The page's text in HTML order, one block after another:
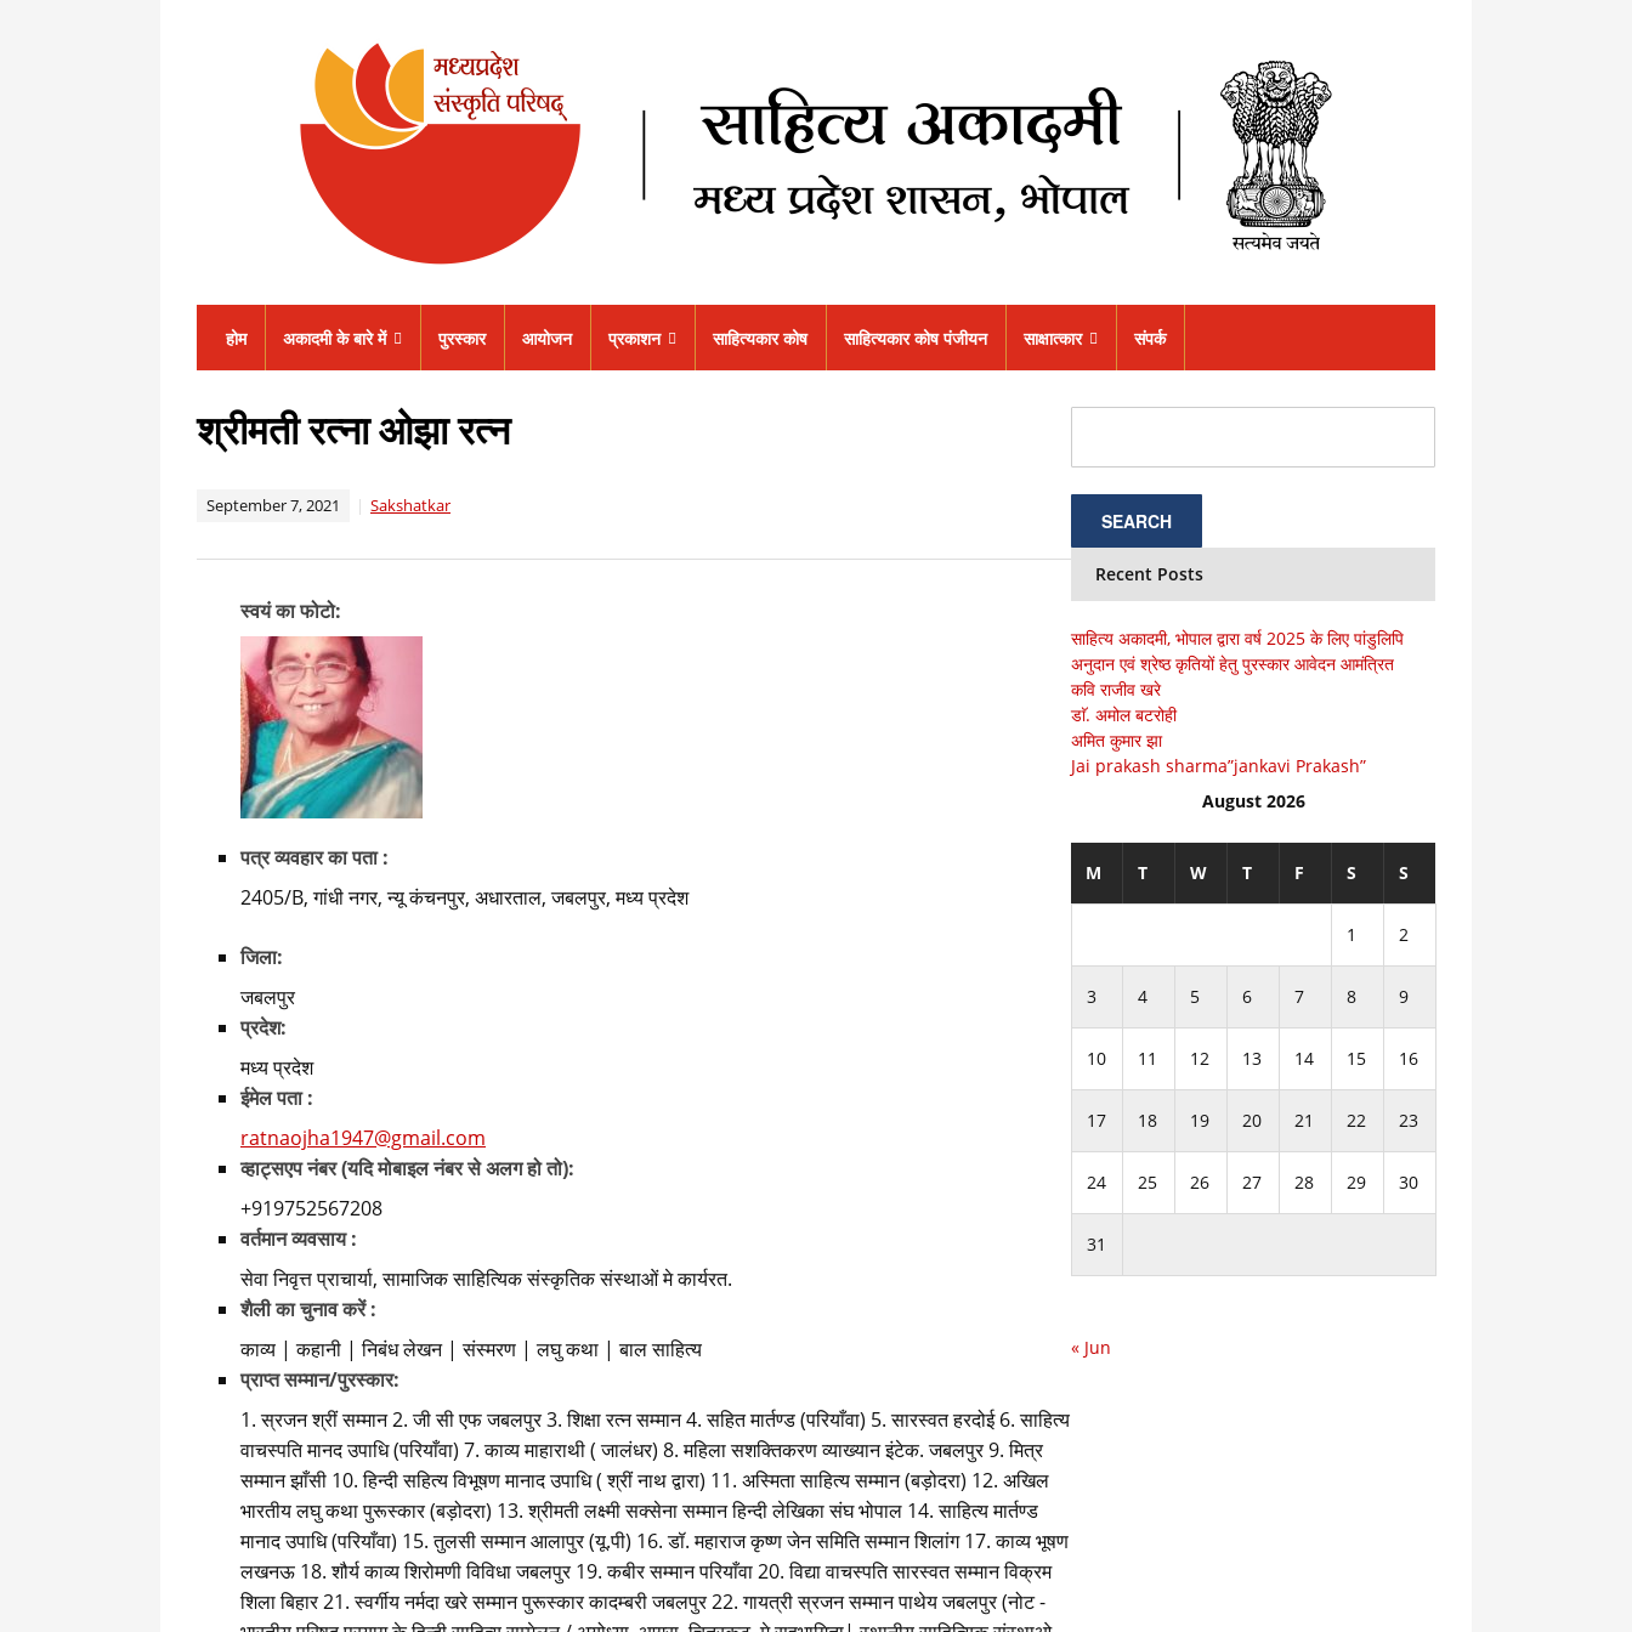
होम अकादमी के बारे में पुरस्कार आयोजन प्रकाशन साहित्यकार कोष साहित्यकार कोष पंजीयन साक्षात्कार संपर्क
श्रीमती रत्ना ओझा रत्न
September 7, 2021 Sakshatkar
स्वयं का फोटो:
पत्र व्यवहार का पता :
2405/B, गांधी नगर, न्यू कंचनपुर, अधारताल, जबलपुर, मध्य प्रदेश
जिला:
जबलपुर
प्रदेश:
मध्य प्रदेश
ईमेल पता :
ratnaojha1947@gmail.com
व्हाट्सएप नंबर (यदि मोबाइल नंबर से अलग हो तो):
+919752567208
वर्तमान व्यवसाय :
सेवा निवृत्त प्राचार्या, सामाजिक साहित्यिक संस्कृतिक संस्थाओं मे कार्यरत.
शैली का चुनाव करें :
काव्य | कहानी | निबंध लेखन | संस्मरण | लघु कथा | बाल साहित्य
प्राप्त सम्मान/पुरस्कार:
1. स्रजन श्रीं सम्मान 2. जी सी एफ जबलपुर 3. शिक्षा रत्न सम्मान 4. सहित मार्तण्ड (परियाँवा) 5. सारस्वत हरदोई 6. साहित्य
वाचस्पति मानद उपाधि (परियाँवा) 7. काव्य माहाराथी ( जालंधर) 8. महिला सशक्तिकरण व्याख्यान इंटेक. जबलपुर 9. मित्र
सम्मान झाँसी 10. हिन्दी सहित्य विभूषण मानाद उपाधि ( श्रीं नाथ द्वारा) 11. अस्मिता साहित्य सम्मान (बड़ोदरा) 12. अखिल
भारतीय लघु कथा पुरूस्कार (बड़ोदरा) 13. श्रीमती लक्ष्मी सक्सेना सम्मान हिन्दी लेखिका संघ भोपाल 14. साहित्य मार्तण्ड
मानाद उपाधि (परियाँवा) 15. तुलसी सम्मान आलापुर (यू.पी) 16. डॉ. महाराज कृष्ण जेन समिति सम्मान शिलांग 17. काव्य भूषण
लखनऊ 18. शौर्य काव्य शिरोमणी विविधा जबलपुर 19. कबीर सम्मान परियाँवा 20. विद्या वाचस्पति सारस्वत सम्मान विक्रम
शिला बिहार 21. स्वर्गीय नर्मदा खरे सम्मान पुरूस्कार कादम्बरी जबलपुर 22. गायत्री स्रजन सम्मान पाथेय जबलपुर (नोट -
Recent Posts
साहित्य अकादमी, भोपाल द्वारा वर्ष 2025 के लिए पांडुलिपि
अनुदान एवं श्रेष्ठ कृतियों हेतु पुरस्कार आवेदन आमंत्रित
कवि राजीव खरे
डाॅ. अमोल बटरोही
अमित कुमार झा
Jai prakash sharma”jankavi Prakash”
August 2026
M T W T F S S
1 2
3 4 5 6 7 8 9
10 11 12 13 14 15 16
17 18 19 20 21 22 23
24 25 26 27 28 29 30
31
« Jun